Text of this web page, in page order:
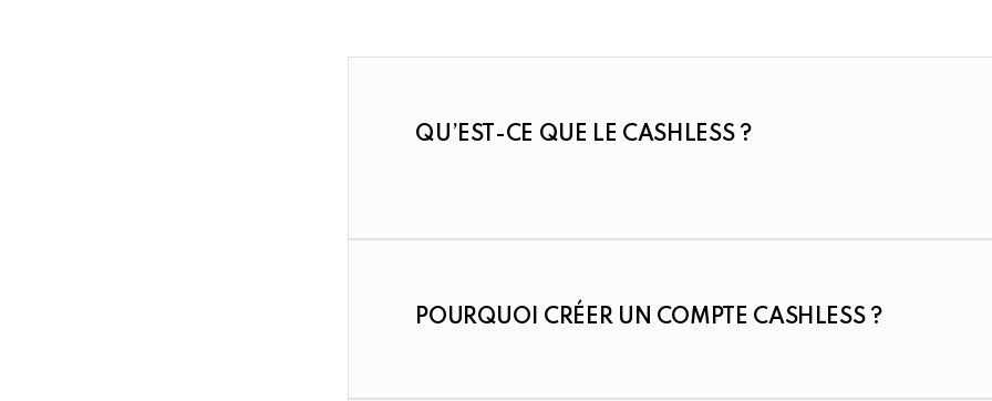
QU’EST-CE QUE LE CASHLESS ?
POURQUOI CRÉER UN COMPTE CASHLESS ?